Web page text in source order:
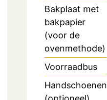
Bakplaat met
bakpapier
(voor de
ovenmethode)
Voorraadbus
Handschoenen